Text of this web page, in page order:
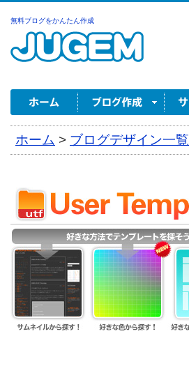
無料ブログをかんたん作成
ホーム > ブログデザイン一覧